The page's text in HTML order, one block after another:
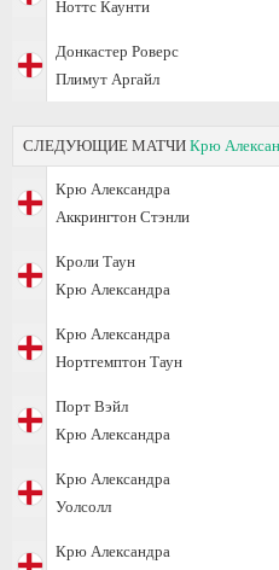
Ноттс Каунти
Донкастер Роверс
Плимут Аргайл
СЛЕДУЮЩИЕ МАТЧИ Крю
Крю Александра
Аккрингтон Стэнли
Кроли Таун
Крю Александра
Крю Александра
Нортгемптон Таун
Порт Вэйл
Крю Александра
Крю Александра
Уолсолл
Крю Александра